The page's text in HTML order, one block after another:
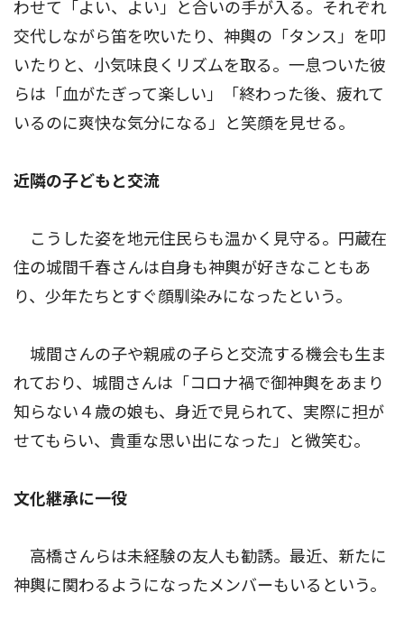
わせて「よい、よい」と合いの手が入る。それぞれ
交代しながら笛を吹いたり、神輿の「タンス」を叩
いたりと、小気味良くリズムを取る。一息ついた彼
らは「血がたぎって楽しい」「終わった後、疲れて
いるのに爽快な気分になる」と笑顔を見せる。
近隣の子どもと交流
こうした姿を地元住民らも温かく見守る。円蔵在
住の城間千春さんは自身も神輿が好きなこともあ
り、少年たちとすぐ顔馴染みになったという。
城間さんの子や親戚の子らと交流する機会も生ま
れており、城間さんは「コロナ禍で御神輿をあまり
知らない４歳の娘も、身近で見られて、実際に担が
せてもらい、貴重な思い出になった」と微笑む。
文化継承に一役
高橋さんらは未経験の友人も勧誘。最近、新たに
神輿に関わるようになったメンバーもいるという。